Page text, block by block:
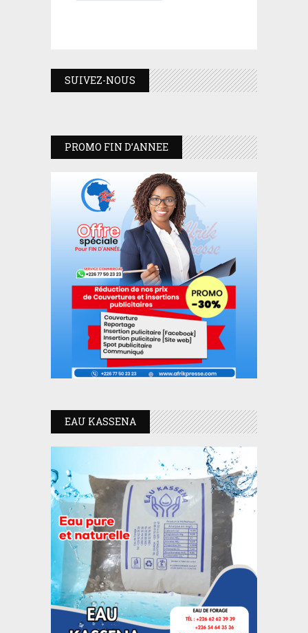
SUIVEZ-NOUS
PROMO FIN D’ANNEE
EAU KASSENA